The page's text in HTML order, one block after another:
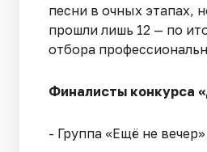
песни в очных этапах,
прошли лишь 12 — по
отбора
Финалисты конкурса
- Группа «Ещё не